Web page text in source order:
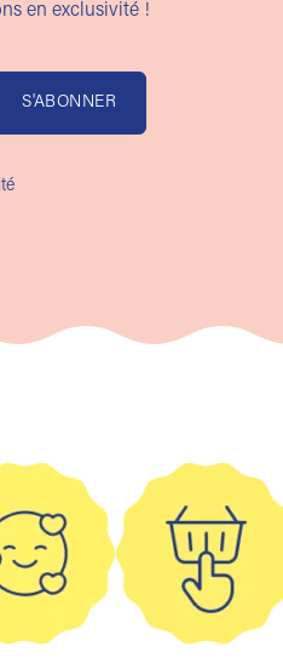
en exclusivité !